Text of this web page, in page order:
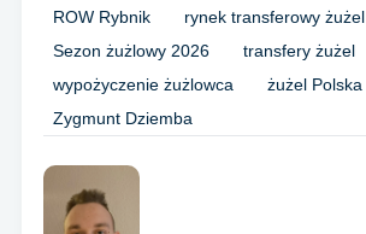
ROW Rybnik
rynek transferowy żużel
Sezon żużlowy 2026
transfery żużel
wypożyczenie żużlowca
żużel Polska
Zygmunt Dziemba